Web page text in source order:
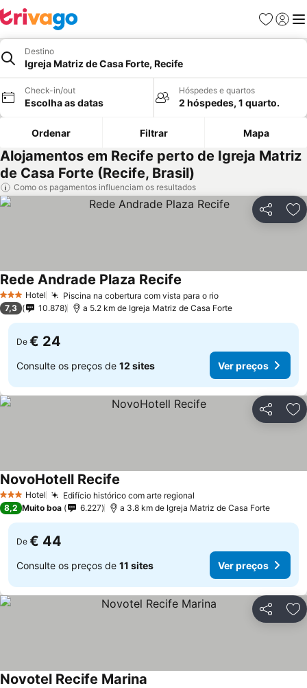
Favoritos
Iniciar
Destino
Igreja Matriz de Casa Forte, Recife
Check-in/out
Escolha as datas
Hóspedes e quartos
2 hóspedes, 1 quarto.
Ordenar Filtrar Mapa
Alojamentos em Recife perto de Igreja Matriz
de Casa Forte (Recife, Brasil)
Como os pagamentos influenciam os resultados
Partilhar
3 EstrelasHotel Piscina na cobertura com vista para o rio
Rede Andrade Plaza Recife
7,3 10.878 a 5.2 km de Igreja Matriz de Casa Forte
De € 24
Consulte os preços de 12 sites Ver preços
Partilhar
3 EstrelasHotel Edifício histórico com arte regional
NovoHotell Recife
8,2 Muito boa 6.227 a 3.8 km de Igreja Matriz de Casa Forte
De € 44
Consulte os preços de 11 sites Ver preços
Partilhar
Novotel Recife Marina